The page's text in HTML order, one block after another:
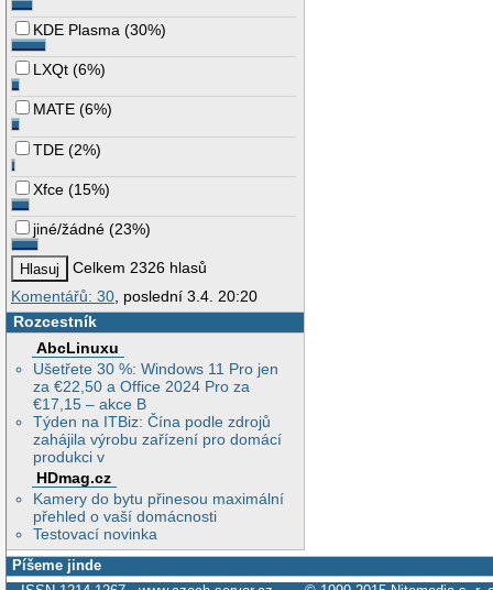
KDE Plasma (30%)
LXQt (6%)
MATE (6%)
TDE (2%)
Xfce (15%)
jiné/žádné (23%)
Celkem 2326 hlasů
Komentářů: 30 , poslední 3.4. 20:20
Rozcestník
AbcLinuxu
Ušetřete 30 %: Windows 11 Pro jen
za €22,50 a Office 2024 Pro za
€17,15 – akce B
Týden na ITBiz: Čína podle zdrojů
zahájila výrobu zařízení pro domácí
produkci v
HDmag.cz
Kamery do bytu přinesou maximální
přehled o vaší domácnosti
Testovací novinka
Píšeme jinde